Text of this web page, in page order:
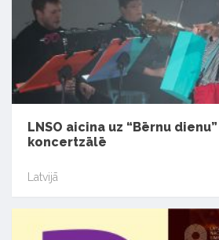
LNSO aicina uz “Bērnu
koncertzālē
Latvijā